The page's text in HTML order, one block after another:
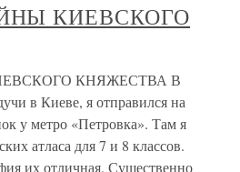
КИЕВСКОГО
КНЯЖЕСТВА В
в Киеве, я отправился на
у метро «Петровка». Там я
атласа для 7 и 8 классов.
их отличная. Существенно